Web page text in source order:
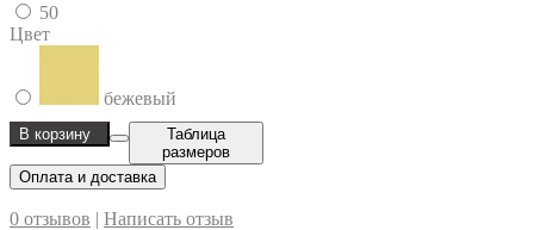
50
Цвет
бежевый
В корзину
Таблица
размеров
Оплата и доставка
0 отзывов | Написать отзыв